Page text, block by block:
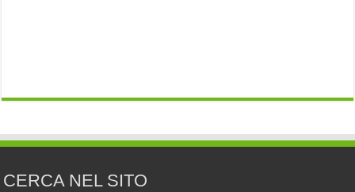
CERCA NEL SITO